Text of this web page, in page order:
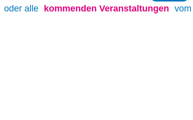
oder alle
kommenden Veranstaltungen vom